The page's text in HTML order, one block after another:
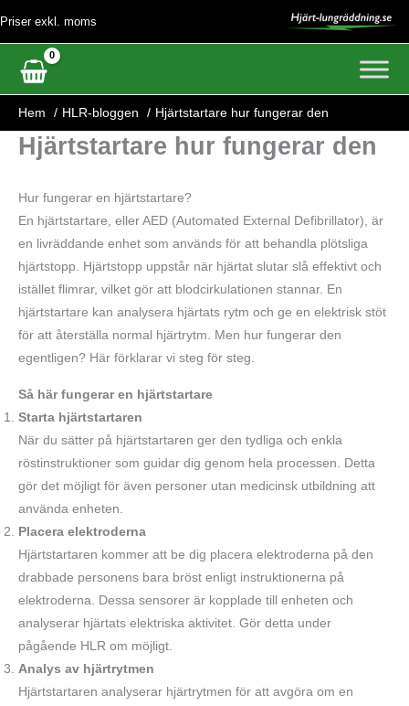
innehåll
Priser exkl. moms
Hem HLR-bloggen Hjärtstartare hur fungerar den
Hjärtstartare hur fungerar den
Hur fungerar en hjärtstartare?
En hjärtstartare, eller AED (Automated External Defibrillator), är
en livräddande enhet som används för att behandla plötsliga
hjärtstopp. Hjärtstopp uppstår när hjärtat slutar slå effektivt och
istället flimrar, vilket gör att blodcirkulationen stannar. En
hjärtstartare kan analysera hjärtats rytm och ge en elektrisk stöt
för att återställa normal hjärtrytm. Men hur fungerar den
egentligen? Här förklarar vi steg för steg.
Så här fungerar en hjärtstartare
Starta hjärtstartaren
När du sätter på hjärtstartaren ger den tydliga och enkla
röstinstruktioner som guidar dig genom hela processen. Detta
gör det möjligt för även personer utan medicinsk utbildning att
använda enheten.
Placera elektroderna
Hjärtstartaren kommer att be dig placera elektroderna på den
drabbade personens bara bröst enligt instruktionerna på
elektroderna. Dessa sensorer är kopplade till enheten och
analyserar hjärtats elektriska aktivitet. Gör detta under
pågående HLR om möjligt.
Analys av hjärtrytmen
Hjärtstartaren analyserar hjärtrytmen för att avgöra om en